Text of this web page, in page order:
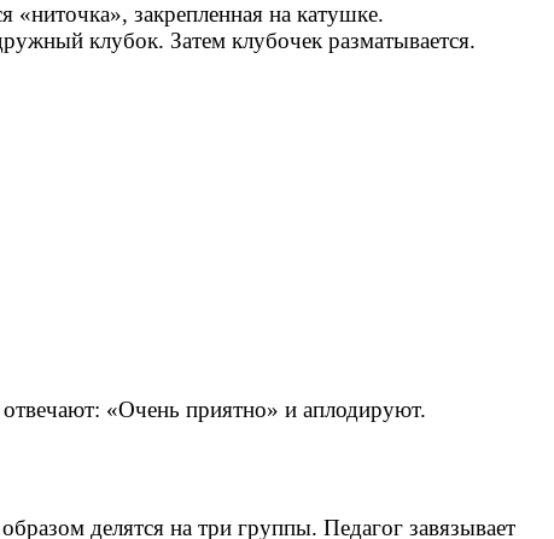
«ниточка», закрепленная на катушке.
клубок. Затем клубочек разматывается.
отвечают: «Очень приятно» и аплодируют.
делятся на три группы. Педагог завязывает